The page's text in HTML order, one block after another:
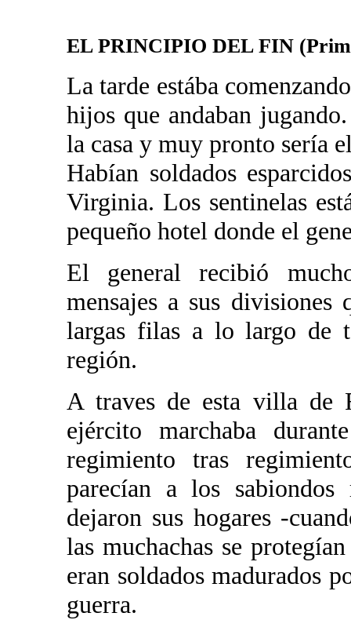
EL PRINCIPIO DEL FIN
La tarde estába
hijos que andaban
la casa y muy pronto sería
Habían soldados
Virginia. Los sentinelas
pequeño hotel donde el
El general recibió
mensajes a sus divisiones
largas filas a lo largo de
región.
A traves de esta villa de
ejército marchaba
regimiento tras
parecían a los
dejaron sus hogares -
las muchachas se
eran soldados madurados
guerra.